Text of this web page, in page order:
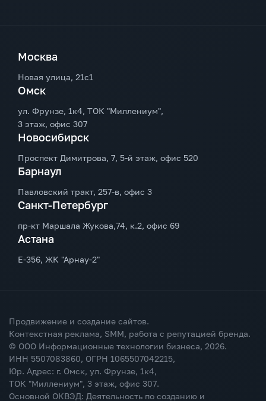
Москва
Новая улица, 21с1
Омск
ул. Фрунзе, 1к4, ТОК "Миллениум",
3 этаж, офис 307
Новосибирск
Проспект Димитрова, 7, 5-й этаж, офис 520
Барнаул
Павловский тракт, 257-в, офис 3
Санкт-Петербург
пр-кт Маршала Жукова,74, к.2, офис 69
Астана
Е-356, ЖК "Арнау-2"
Продвижение и создание сайтов.
Контекстная реклама, SMM, работа с репутацией бренда.
© ООО Информационные технологии бизнеса, 2026.
ИНН 5507083860, ОГРН 1065507042215,
Юр. Адрес: г. Омск, ул. Фрунзе, 1к4,
ТОК "Миллениум", 3 этаж, офис 307.
Основной ОКВЭД: Деятельность по созданию и